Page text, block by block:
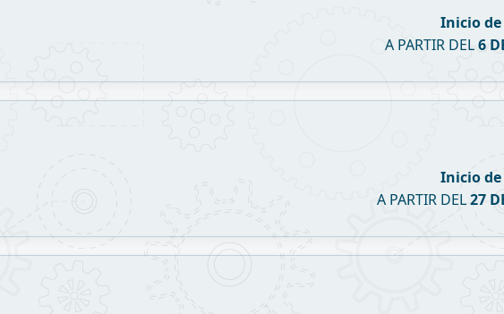
Inicio
A PARTIR DEL6
Inicio
A PARTIR DEL27